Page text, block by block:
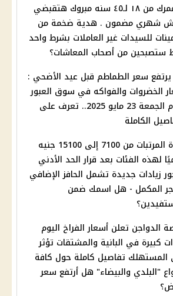
لو عمرك من ١٨ لـ٤٥ سنه مبروك هتقبضي
شهري مضمون . هدية ضخمة من
للسيدات غير العاملات بشرط واحد
ستصبحين من أصحاب المعاشات؟
سعر الطماطم قبل عيد الأضحي :
الخضروات والفواكه في سوق العبور
اليوم الجمعة 23 مايو 2025.. تعرف على
الكاملة
زيادة المرتبات من 7100 إلى 15100 جنيه
لهذه الفئات بعد قرار الحد الأدني
زيادات جديدة تشمل الحافز الإضافي
المكمل - هل اسمك ضمن
الدواجن تعلن أسعار الفراخ اليوم
كبيرة في البانية والمشتقات تؤثر
المستهلك تفاصيل كاملة حول كافة
"البلدي والبيضاء" هل أرتفع سعر